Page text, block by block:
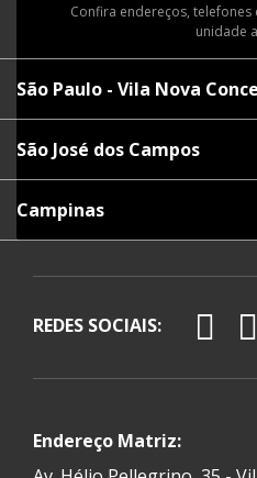
Confira endereços,
unidade
São Paulo - Vila Nova
São José dos Campos
Campinas
REDES SOCIAIS:
Endereço Matriz: